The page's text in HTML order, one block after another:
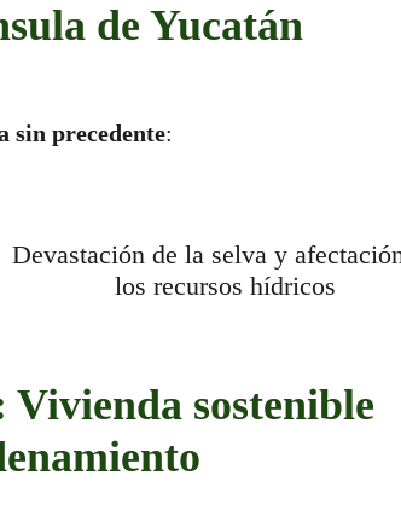
de Yucatán
sin precedente:
Devastación de la selva y
los recursos hídricos
Vivienda sostenible